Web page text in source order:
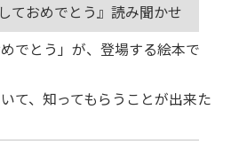
ておめでとう』読み聞かせ
でとう」が、登場する絵本で
いて、知ってもらうことが出来た